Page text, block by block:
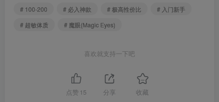
# 100-200
# 必入神款 # 极高性价比
# 入门新手
# 超敏体质
# 魔眼(Magic Eyes)
喜欢就支持一下吧
点赞 15 分享 收藏